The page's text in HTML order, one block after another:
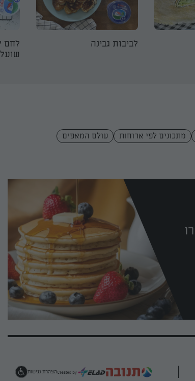
לביבות גבינה
לחם
שועל
מתכונים לפי ארוחות עולם המאפים
הצהרת נגישות